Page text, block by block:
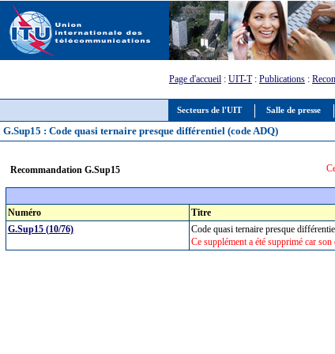
Secteurs de l'UIT Salle de presse
Page d'accueil : UIT-T: Publications :
G.Sup15 : Code quasi ternaire presque différentiel (code ADQ)
Recommandation G.Sup15
Numéro
Titre
G.Sup15 (10/76)
Code quasi ternaire presque
Ce supplément a été supprimé car